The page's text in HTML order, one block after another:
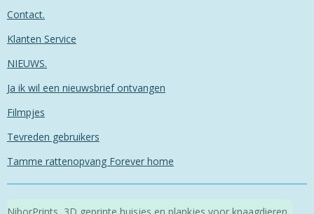
Contact.
Klanten Service
NIEUWS.
Ja ik wil een nieuwsbrief ontvangen
Filmpjes
Tevreden gebruikers
Tamme rattenopvang Forever home